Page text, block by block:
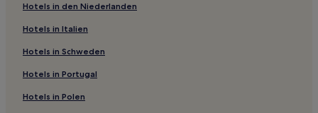
Hotels in den Niederlanden
Hotels in Italien
Hotels in Schweden
Hotels in Portugal
Hotels in Polen